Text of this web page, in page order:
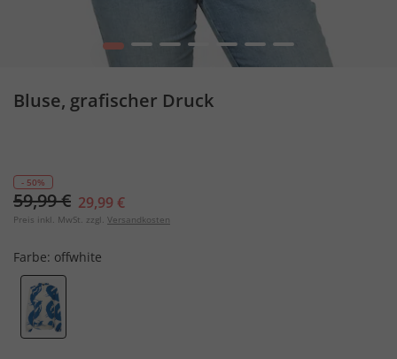
1 2 3 4 5 6 7
Bluse, grafischer Druck
- 50%
59,99 € 29,99 €
Preis inkl. MwSt. zzgl. Versandkosten
Farbe: offwhite